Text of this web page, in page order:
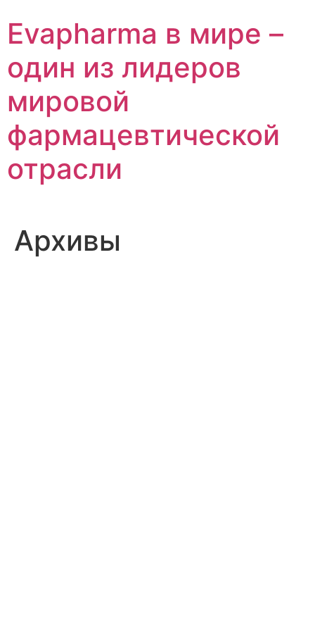
содержимому
Evapharma в мире –
один из лидеров
мировой
фармацевтической
отрасли
Архивы